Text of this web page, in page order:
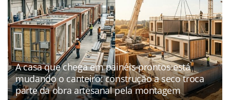
A casa que chega em painéis prontos está
mudando o canteiro: construção a seco troca
parte da obra artesanal pela montagem